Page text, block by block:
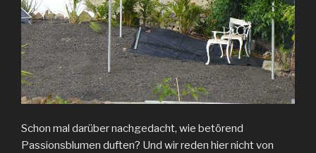
Schon mal darüber nachgedacht, wie betörend
Passionsblumen duften? Und wir reden hier nicht von